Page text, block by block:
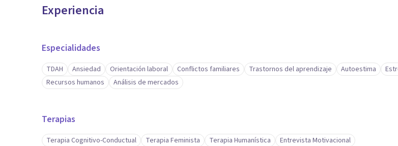
Experiencia
Especialidades
TDAH Ansiedad Orientación laboral Conflictos familiares Trastornos del aprendizaje Autoestima
Recursos humanos
Análisis de mercados
Terapias
Terapia Cognitivo-Conductual Terapia Feminista Terapia Humanística Entrevista Motivacional